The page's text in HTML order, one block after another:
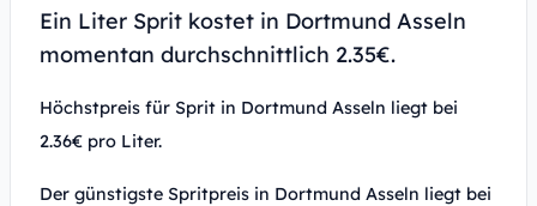
Ein Liter Sprit kostet in Dortmund Asseln
momentan durchschnittlich 2.35€.
Höchstpreis für Sprit in Dortmund Asseln liegt bei
2.36€ pro Liter.
Der günstigste Spritpreis in Dortmund Asseln liegt bei